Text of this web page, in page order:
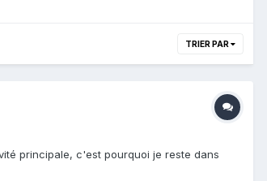
TRIER PAR
principale, c'est pourquoi je reste dans